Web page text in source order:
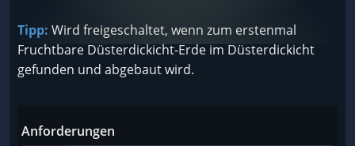
Tipp: Wird freigeschaltet, wenn zum erstenmal
Fruchtbare Düsterdickicht-Erde im Düsterdickicht
gefunden und abgebaut wird.
Anforderungen